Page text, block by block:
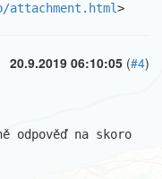
attachment.html>
20.9.2019 06:10:05 (#4)
na skoro